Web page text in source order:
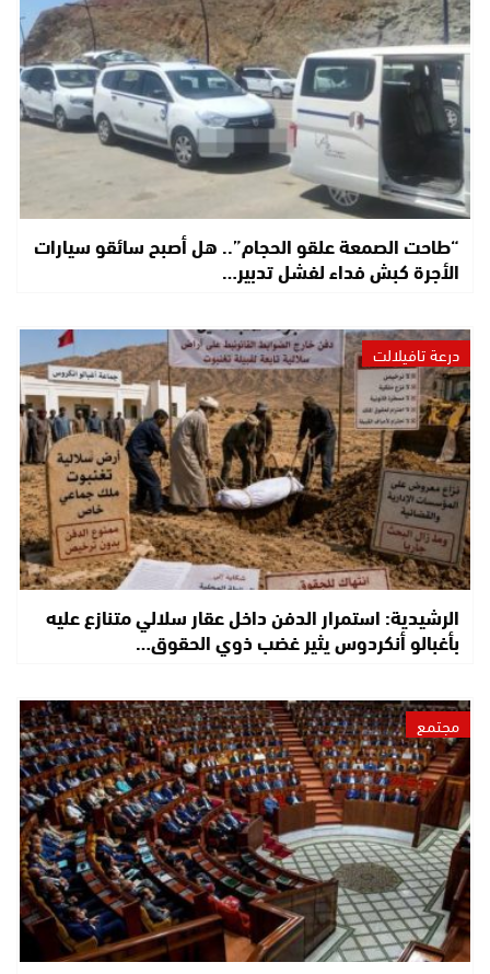
“طاحت الصمعة علقو الحجام”.. هل أصبح سائقو سيارات
الأجرة كبش فداء لفشل تدبير…
درعة تافيلالت
الرشيدية: استمرار الدفن داخل عقار سلالي متنازع عليه
بأغبالو أنكردوس يثير غضب ذوي الحقوق…
مجتمع